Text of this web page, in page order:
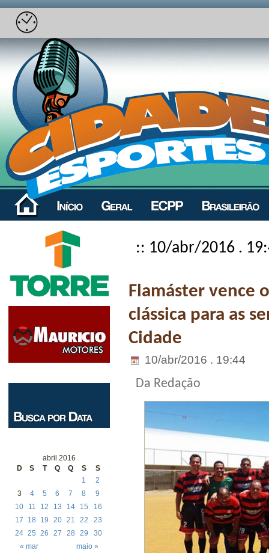
abril 2016
D
S T Q Q S S
« mar maio »
1
2
3
4 5 6 7 8
9
10
11 12 13 14 15
16
17
18 19 20 21 22
23
24 25 26 27 28 29 30
:: 10/abr/2016 .
Flamáster vence
clássica para as
Cidade
10/abr/2016 . 19:44
Da Redação